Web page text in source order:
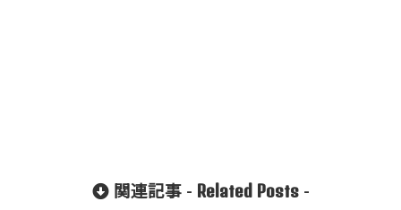
関連記事 - Related Posts-